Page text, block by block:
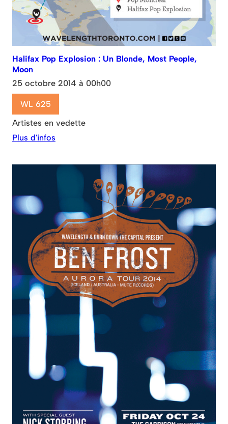
Halifax Pop Explosion : Un Blonde, Most People,
Moon
25 octobre 2014 à 00h00
WL 625
Artistes en vedette
Plus d'infos